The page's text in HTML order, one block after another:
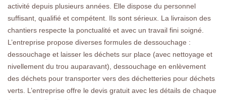
activité depuis plusieurs années. Elle dispose du personnel
suffisant, qualifié et compétent. Ils sont sérieux. La livraison des
chantiers respecte la ponctualité et avec un travail fini soigné.
L’entreprise propose diverses formules de dessouchage :
dessouchage et laisser les déchets sur place (avec nettoyage et
nivellement du trou auparavant), dessouchage en enlèvement
des déchets pour transporter vers des déchetteries pour déchets
verts. L’entreprise offre le devis gratuit avec les détails de chaque